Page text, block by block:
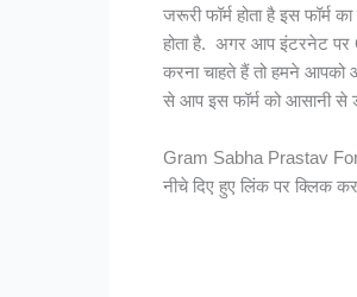
जरूरी फॉर्म होता है इस फॉर्म
होता है. अगर आप इंटरनेट
करना चाहते हैं तो हमने
से आप इस फॉर्म को आसानी
Gram Sabha Prastav
नीचे दिए हुए लिंक पर क्लिक